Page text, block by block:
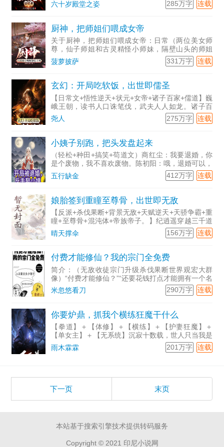
湖势力都在找他，想以他的血脉作钥匙，开启太祖皇
六十岁殿堂之姿 连载
285万字
厨神，把师姐们喂成女帝
关于厨神，把师姐们喂成女帝：日常（两位美女师
尊，仙子师姐和古灵精怪小师妹，隔壁山头的师姐
们…）+吃伐果断+花园宝宝五星级小饭馆行政主厨
穿越到了北斗仙域！成为名震瑶池圣地的超级大厨！
菠萝披萨 连载
331万字
玄幻：开局吃软饭，出世即儒圣
【日常文+悟性逆天+状元+女帝+诸子百家+儒道】巍
峨王朝，读书人口诛笔伐，武夫人人如龙。诸子百
家，立身？立言？立道？精怪妖诡，不为超脱，只求
苟活。少年沈无名策马扬刀，楚歌纤腰，只想低调求
尧人 连载
275万字
小姨子别跑，把头发盘起来
（轻松+种田+搞笑+苟道文）商红尘：我要退婚，你
是个废物，我不喜欢废物。陈初阳：哦，退婚可以，
要补偿我。商红尘：只要你愿意退婚，我可以补偿
你。陈初阳：行，拿你妹妹来补偿。商红尘：……小
五行缺金 连载
412万字
娘胎签到重瞳至尊骨，出世即无敌
【反派+杀伐果断+背景无敌+天赋逆天+天骄争霸+重
瞳+至尊骨+混沌体+帝族帝子。】纪逍遥穿越三千道
州，成为帝族纪家帝子。开局觉醒天命大反派系统，
娘胎签到，奖励重瞳+至尊骨+极道帝兵。俗话说的
晴天撑伞 连载
156万字
付费才能修仙？我的宗门全免费
简介：（无敌收徒宗门升级杀伐果断世界观宏大群
像）“付费才能修仙？”“还要花钱打点才能拥有一个名
额？”“每个月还要给宗门三十两银子？修为越高给的
越多？”“进入宗门先当半年杂役才有机会接触<span
米忽悠看刀 连载
290万字
你要炉鼎，抓我个横练狂魔干什么
【拳道】＋【体修】＋【横练】＋【护妻狂魔】＋
【单女主】＋【无系统】沉寂十数载，世人只当我是
修炼废材，无用花瓶。深夜，老妖婆更是趁我入睡将
我掳来，欲要以我为炉鼎！却不知，我是让无数天骄
雨木霖霖 连载
201万字
下一页 末页
本站基于搜索引擎技术提供转码服务
Copyright © 2021 印尼小说网